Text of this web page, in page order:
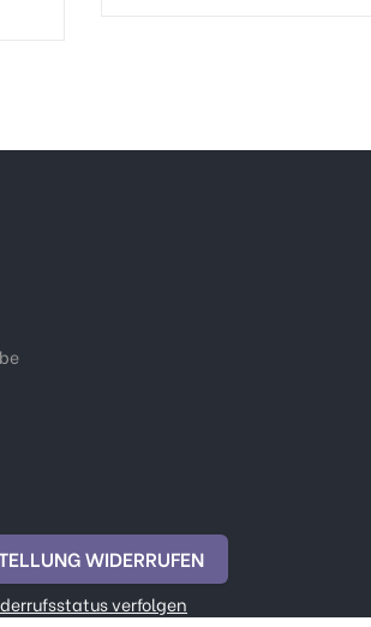
WIDERRUFEN
verfolgen